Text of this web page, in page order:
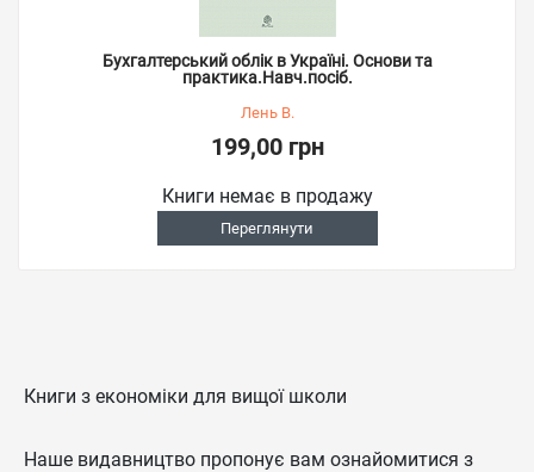
Бухгалтерський облік в Україні. Основи та
практика.Навч.посіб.
Лень В.
199,00 грн
Книги немає в продажу
Переглянути
Книги з економіки для вищої школи
Наше видавництво пропонує вам ознайомитися з